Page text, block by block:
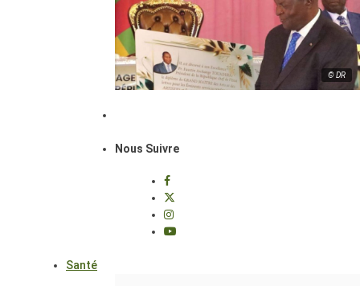
© DR
Nous Suivre
Santé